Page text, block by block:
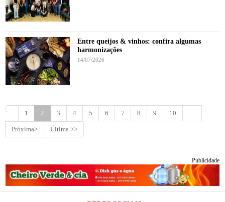
Entre queijos & vinhos: confira algumas
harmonizações
14/07/2026
1 2 3 4 5 6 7 8 9 10
Próxima> Última >>
Publicidade